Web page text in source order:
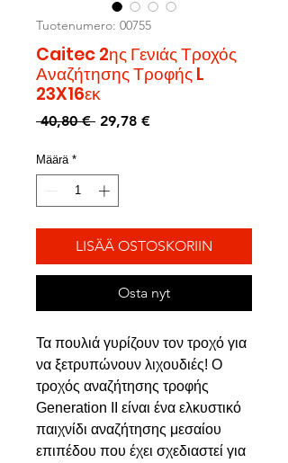
Tuotenumero: 00755
Caitec 2ης Γενιάς Τροχός
Αναζήτησης Τροφής L
23X16εκ
40,80 € Normaali
29,78 €Alehinta
Määrä *
LISÄÄ OSTOSKORIIN
Osta nyt
Τα πουλιά γυρίζουν τον τροχό για
να ξετρυπώνουν λιχουδιές! Ο
τροχός αναζήτησης τροφής
Generation II είναι ένα ελκυστικό
παιχνίδι αναζήτησης μεσαίου
επιπέδου που έχει σχεδιαστεί για